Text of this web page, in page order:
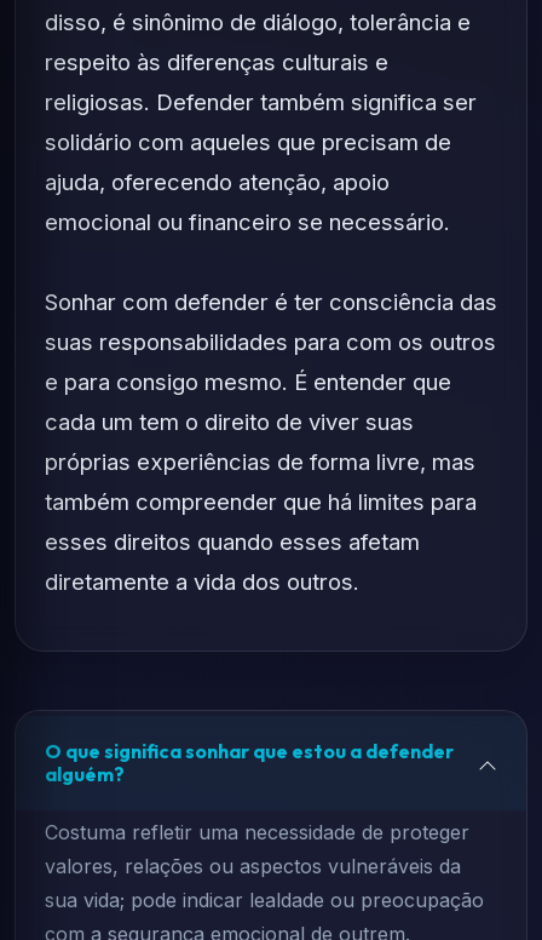
disso, é sinônimo de diálogo, tolerância e
respeito às diferenças culturais e
religiosas. Defender também significa ser
solidário com aqueles que precisam de
ajuda, oferecendo atenção, apoio
emocional ou financeiro se necessário.
Sonhar com defender é ter consciência das
suas responsabilidades para com os outros
e para consigo mesmo. É entender que
cada um tem o direito de viver suas
próprias experiências de forma livre, mas
também compreender que há limites para
esses direitos quando esses afetam
diretamente a vida dos outros.
O que significa sonhar que estou a defender
alguém?
Costuma refletir uma necessidade de proteger
valores, relações ou aspectos vulneráveis da
sua vida; pode indicar lealdade ou preocupação
com a segurança emocional de outrem.